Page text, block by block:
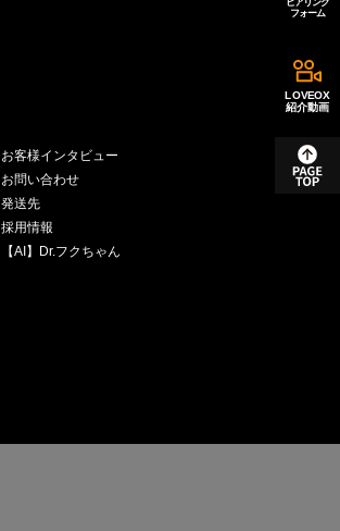
ヒアリング
フォーム
LOVEOX
紹介動画
お客様インタビュー
お問い合わせ
発送先
採用情報
【AI】Dr.フクちゃん